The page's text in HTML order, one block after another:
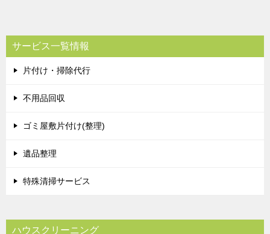
サービス一覧情報
片付け・掃除代行
不用品回収
ゴミ屋敷片付け(整理)
遺品整理
特殊清掃サービス
ハウスクリーニング